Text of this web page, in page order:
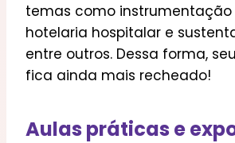
temas como instrumentação
hotelaria hospitalar e
entre outros. Dessa forma, seu
fica ainda mais recheado!
Aulas práticas e